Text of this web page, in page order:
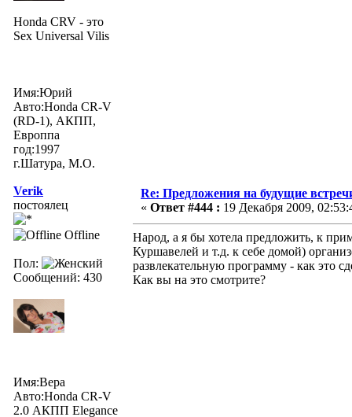
Honda CRV - это
Sex Universal Vilis
Имя:Юрий
Авто:Honda CR-V
(RD-1), АКПП,
Европпа
год:1997
г.Шатура, М.О.
Verik
постоялец
Offline
Пол:
Сообщений: 430
Имя:Вера
Авто:Honda CR-V
2.0 АКПП Elegance
Re: Предложения на будущие
« Ответ #444 : 19 Декабря 2009,
Народ, а я бы хотела предложить, к
Куршавелей и т.д. к себе домой)
развлекательную программу - как это
Как вы на это смотрите?